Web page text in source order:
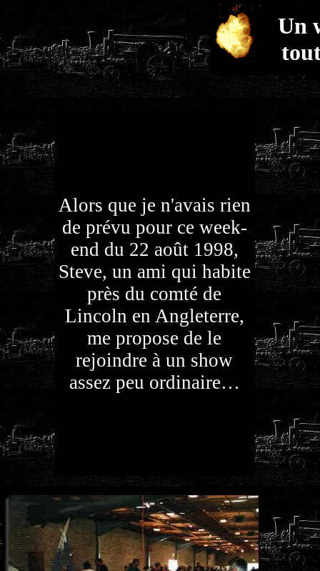
Un
Alors que je n'avais rien
de prévu pour ce week-
end du 22 août 1998,
Steve, un ami qui habite
près du comté de
Lincoln en Angleterre,
me propose de le
rejoindre à un show
assez peu ordinaire…